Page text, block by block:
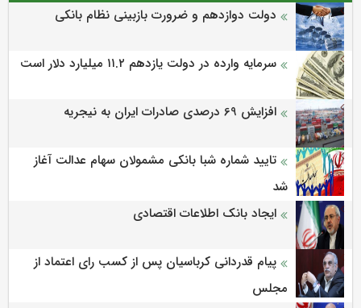
دولت دوازدهم و ضرورت بازبینی نظام بانکی
سرمایه وارده در دولت یازدهم ۱۱.۲ میلیارد دلار است
افزایش 69 درصدی صادرات ایران به نیجریه
تایید شماره شبا بانکی مشمولان سهام عدالت آغاز
شد
ایجاد بانک اطلاعات اقتصادی
پیام قدردانی کرباسیان پس از کسب رای اعتماد از
مجلس